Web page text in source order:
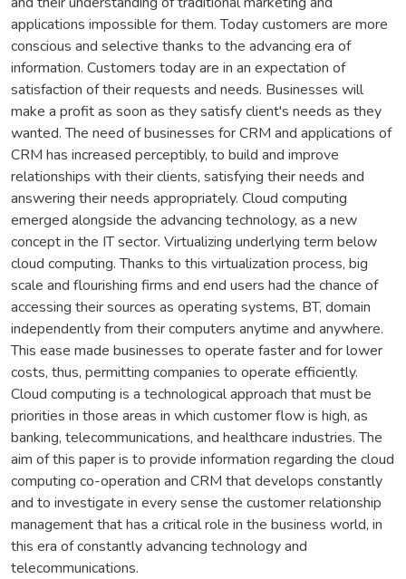
applications impossible for them. Today customers are more
conscious and selective thanks to the advancing era of
information. Customers today are in an expectation of
satisfaction of their requests and needs. Businesses will
make a profit as soon as they satisfy client's needs as they
wanted. The need of businesses for CRM and applications of
CRM has increased perceptibly, to build and improve
relationships with their clients, satisfying their needs and
answering their needs appropriately. Cloud computing
emerged alongside the advancing technology, as a new
concept in the IT sector. Virtualizing underlying term below
cloud computing. Thanks to this virtualization process, big
scale and flourishing firms and end users had the chance of
accessing their sources as operating systems, BT, domain
independently from their computers anytime and anywhere.
This ease made businesses to operate faster and for lower
costs, thus, permitting companies to operate efficiently.
Cloud computing is a technological approach that must be
priorities in those areas in which customer flow is high, as
banking, telecommunications, and healthcare industries. The
aim of this paper is to provide information regarding the cloud
computing co-operation and CRM that develops constantly
and to investigate in every sense the customer relationship
management that has a critical role in the business world, in
this era of constantly advancing technology and
telecommunications.